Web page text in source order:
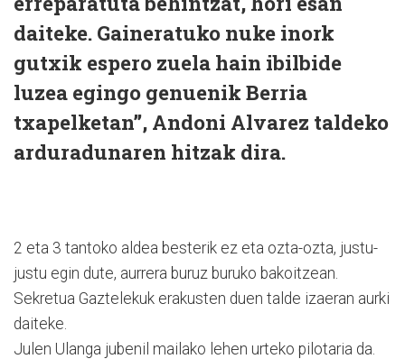
daiteke. Gaineratuko nuke inork
gutxik espero zuela hain ibilbide
luzea egingo genuenik Berria
txapelketan”, Andoni Alvarez taldeko
arduradunaren hitzak dira.
2 eta 3 tantoko aldea besterik ez eta ozta-ozta, justu-
justu egin dute, aurrera buruz buruko bakoitzean.
Sekretua Gaztelekuk erakusten duen talde izaeran aurki
daiteke.
Julen Ulanga jubenil mailako lehen urteko pilotaria da.